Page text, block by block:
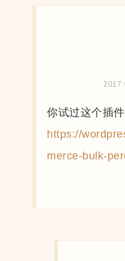
2017
你试过这个插
https://
merce-bulk-